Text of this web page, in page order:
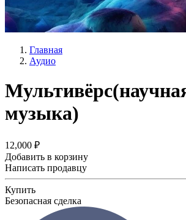
Главная
Аудио
музыка)
12,000 ₽
Добавить в корзину
Написать продавцу
Купить
Безопасная сделка